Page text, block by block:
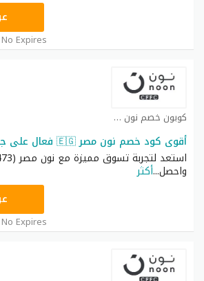
RRF24
No Expires
كوبون خصم نون كوبون
أقوى كود خصم نون مصر 🇪🇬 فعال على جميع المشتريات
واحصل...أكثر
AB473
No Expires